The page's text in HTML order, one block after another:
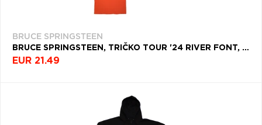
BRUCE SPRINGSTEEN
BRUCE SPRINGSTEEN, TRIČKO TOUR '24 RIVER FONT, UNISEX, ORANŽOVÁ
EUR 21.49